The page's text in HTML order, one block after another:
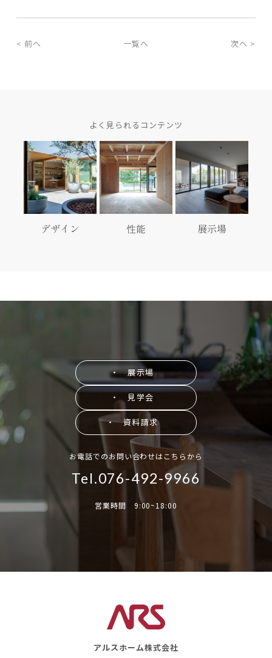
< 前へ 一覧へ 次へ >
よく見られるコンテンツ
デザイン 性能 展示場
・ 展示場
・ 見学会
・ 資料請求
お電話でのお問い合わせはこちらから
Tel.076-492-9966
営業時間 9:00~18:00
アルスホーム株式会社